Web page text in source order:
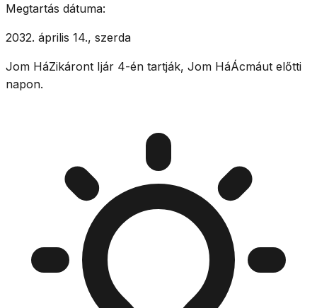
Megtartás dátuma:
2032. április 14., szerda
Jom HáZikáront Ijár 4-én tartják, Jom HáÁcmáut előtti
napon.